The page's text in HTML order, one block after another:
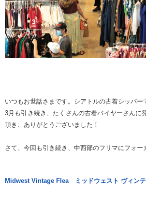
いつもお世話さまです。シアトルの古着シッパー
3月も引き続き、たくさんの古着バイヤーさんに
頂き、ありがとうございました！
さて、今回も引き続き、中西部のフリマにフォー
Midwest Vintage Flea ミッドウェスト ヴィン